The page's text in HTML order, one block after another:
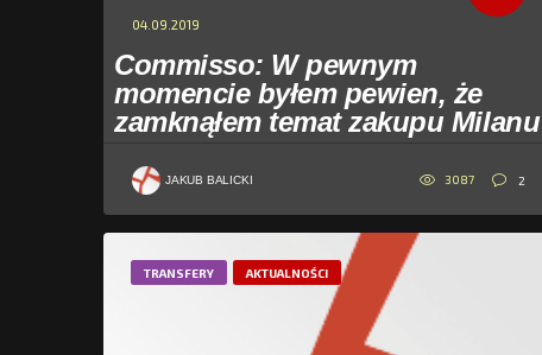
04.09.2019
Commisso: W pewnym
momencie byłem pewien, że
zamknąłem temat zakupu Milanu
JAKUB BALICKI 3087 2
TRANSFERY AKTUALNOŚCI